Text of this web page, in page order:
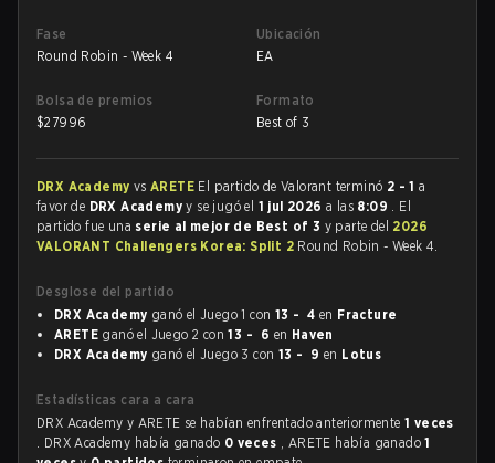
Fase
Round Robin - Week 4
Ubicación
EA
Bolsa de premios
$27996
Formato
Best of 3
DRX Academy vsARETE El partido de Valorant terminó 2 - 1 a
favor de DRX Academyy se jugó el 1 jul 2026a las 8:09 . El
partido fue una serie al mejor de Best of 3 y parte del 2026
VALORANT Challengers Korea: Split 2 Round Robin - Week 4.
Desglose del partido
DRX Academy ganó el Juego 1 con 13 - 4 en Fracture
ARETE ganó el Juego 2 con13 - 6 en Haven
DRX Academy ganó el Juego 3 con 13 - 9 en Lotus
Estadísticas cara a cara
DRX Academy y ARETE se habían enfrentado anteriormente 1 veces
. DRX Academy había ganado 0 veces , ARETE había ganado1